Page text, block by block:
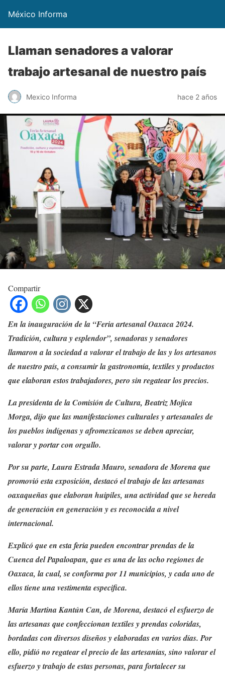
México Informa
Llaman senadores a valorar
trabajo artesanal de nuestro país
Mexico Informa hace 2 años
Compartir
En la inauguración de la “Feria artesanal Oaxaca 2024.
Tradición, cultura y esplendor”, senadoras y senadores
llamaron a la sociedad a valorar el trabajo de las y los artesanos
de nuestro país, a consumir la gastronomía, textiles y productos
que elaboran estos trabajadores, pero sin regatear los precios.
La presidenta de la Comisión de Cultura, Beatriz Mojica
Morga, dijo que las manifestaciones culturales y artesanales de
los pueblos indígenas y afromexicanos se deben apreciar,
valorar y portar con orgullo.
Por su parte, Laura Estrada Mauro, senadora de Morena que
promovió esta exposición, destacó el trabajo de las artesanas
oaxaqueñas que elaboran huipiles, una actividad que se hereda
de generación en generación y es reconocida a nivel
internacional.
Explicó que en esta feria pueden encontrar prendas de la
Cuenca del Papaloapan, que es una de las ocho regiones de
Oaxaca, la cual, se conforma por 11 municipios, y cada uno de
ellos tiene una vestimenta especifica.
María Martina Kantún Can, de Morena, destacó el esfuerzo de
las artesanas que confeccionan textiles y prendas coloridas,
bordadas con diversos diseños y elaboradas en varios días. Por
ello, pidió no regatear el precio de las artesanías, sino valorar el
esfuerzo y trabajo de estas personas, para fortalecer su